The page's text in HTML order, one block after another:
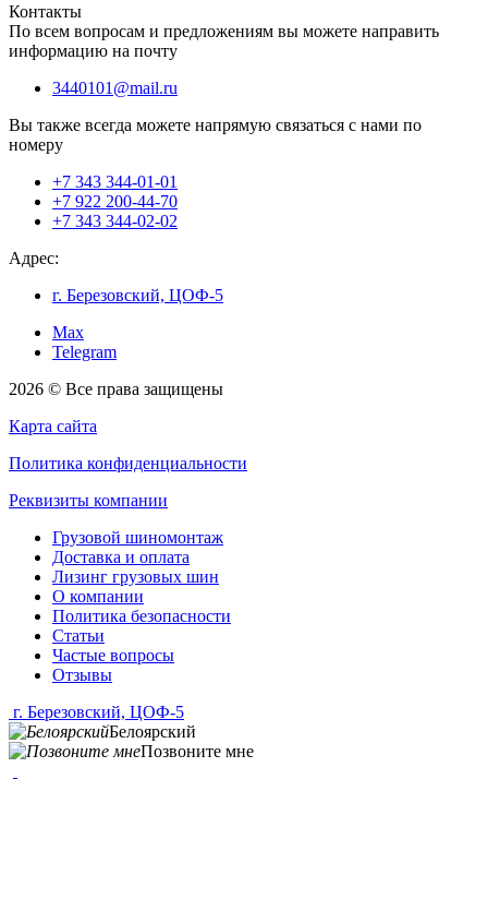
Контакты
По всем вопросам и предложениям вы можете направить
информацию на почту
3440101@mail.ru
Вы также всегда можете напрямую связаться с нами по
номеру
+7 343 344-01-01
+7 922 200-44-70
+7 343 344-02-02
Адрес:
г. Березовский, ЦОФ-5
Max
Telegram
2026 © Все права защищены
Карта сайта
Политика конфиденциальности
Реквизиты компании
Грузовой шиномонтаж
Доставка и оплата
Лизинг грузовых шин
О компании
Политика безопасности
Статьи
Частые вопросы
Отзывы
г. Березовский, ЦОФ-5
Белоярский
Позвоните мне